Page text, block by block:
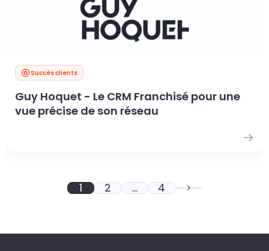
Succès clients
Guy Hoquet - Le CRM Franchisé pour une
vue précise de son réseau
1 2 … 4